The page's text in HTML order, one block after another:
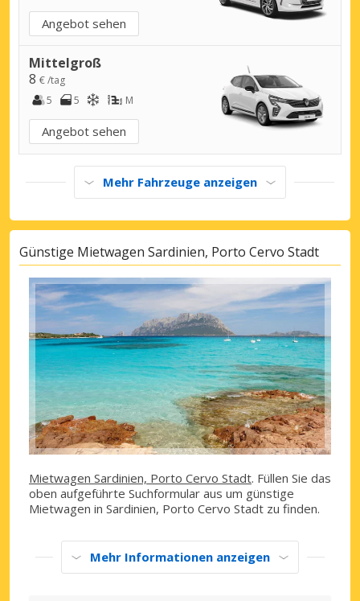
Angebot sehen
Mittelgroß
8 € /tag
5
5 M
Angebot sehen
Mehr Fahrzeuge anzeigen
Günstige Mietwagen Sardinien, Porto Cervo Stadt
Mietwagen Sardinien, Porto Cervo Stadt. Füllen Sie das
oben aufgeführte Suchformular aus um günstige
Mietwagen in Sardinien, Porto Cervo Stadt zu finden.
Mehr Informationen anzeigen